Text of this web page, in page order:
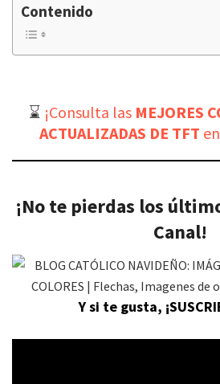
Contenido
⌛ ¡Consulta las MEJORES
ACTUALIZADAS DE TFT
¡No te pierdas los
Canal!
Y si te gusta,